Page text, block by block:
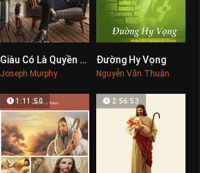
0
Giàu Có Là Quyền Của Bạn
Joseph Murphy
Đường Hy Vọng
Nguyễn Văn Thuận
1:11:50 2:56:53